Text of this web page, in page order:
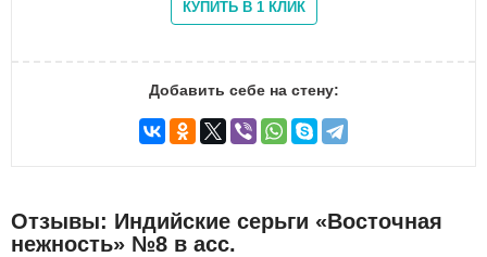
Добавить себе на стену:
Отзывы: Индийские серьги «Восточная
нежность» №8 в асс.